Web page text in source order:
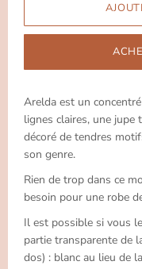
Arelda est un
lignes claires, une
décoré de tendres
son genre.
Rien de trop dans ce
besoin pour une robe
Il est possible si vous
partie transparente de
dos) : blanc au lieu de